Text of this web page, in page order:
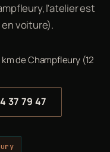
l'atelier est
en voiture).
de Champfleury (12
37 79 47